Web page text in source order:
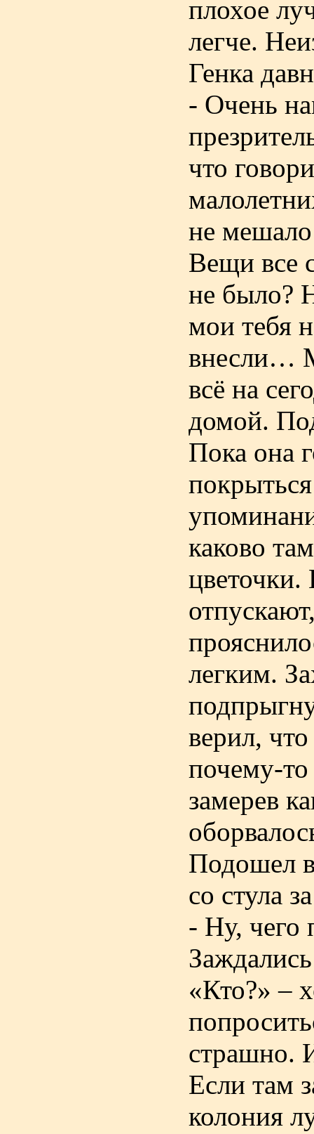
плохое
легче.
Генка
- Очень
что
не
Вещи все
не было?
мои тебя
внесли…
всё на
домой.
Пока она
каково
цветочки.
легким.
верил,
почему-
замерев
Подошел
со стула
- Ну, чего
«Кто?» –
страшно.
Если там
колония